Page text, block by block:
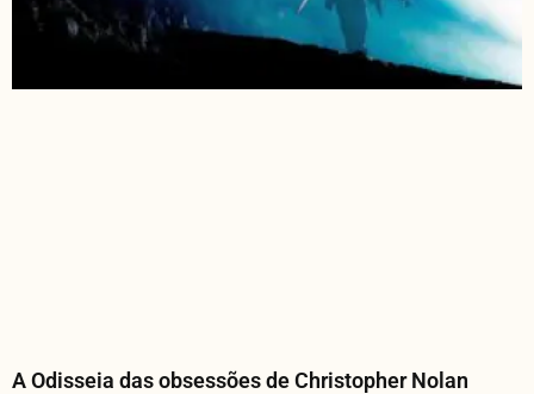
A Odisseia das obsessões de Christopher Nolan